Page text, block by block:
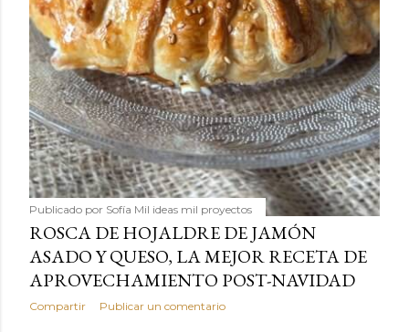
Publicado por Sofía Mil ideas mil proyectos
ROSCA DE HOJALDRE DE JAMÓN
ASADO Y QUESO, LA MEJOR RECETA DE
APROVECHAMIENTO POST-NAVIDAD
Compartir Publicar un comentario